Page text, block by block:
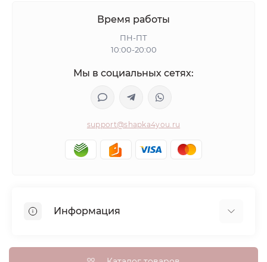
Время работы
ПН-ПТ
10:00-20:00
Мы в социальных сетях:
support@shapka4you.ru
Информация